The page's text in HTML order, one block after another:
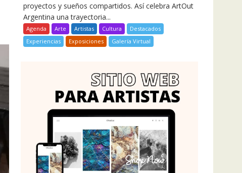
proyectos y sueños compartidos. Así celebra ArtOut
Argentina una trayectoria...
Agenda Arte Artistas Cultura
Destacados
Experiencias
Exposiciones Galería Virtual